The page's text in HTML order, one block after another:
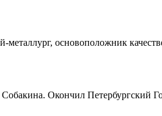
основоположник
Окончил Петербургский